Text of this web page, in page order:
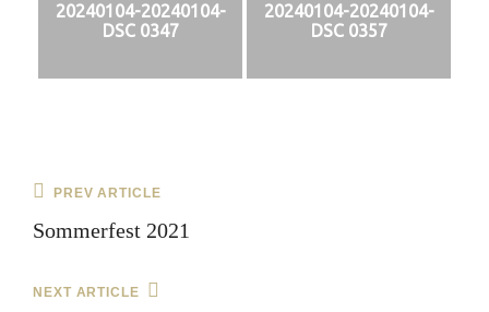
20240104-20240104-
DSC 0347
20240104-20240104-
DSC 0357
Beitragsnavigation
Previous
PREV ARTICLE
Sommerfest 2021
Next
NEXT ARTICLE